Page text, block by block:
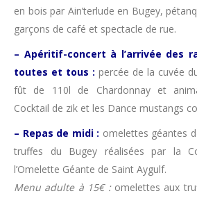
en bois par Ain’terlude en Bugey,
garçons de café et spectacle de rue.
– Apéritif-concert à l’arrivée des
toutes et tous : percée de la cuvée
fût de 110l de Chardonnay et
Cocktail de zik et les Dance mustangs
– Repas de midi : omelettes géantes
truffes du Bugey réalisées par la
l’Omelette Géante de Saint Aygulf.
Menu adulte à 15€ :omelettes aux